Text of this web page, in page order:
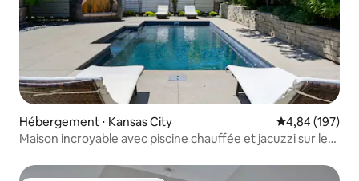
Hébergement ⋅ Kansas City Évaluation
4,84 (197)
Maison incroyable avec piscine chauffée et jacuzzi sur le